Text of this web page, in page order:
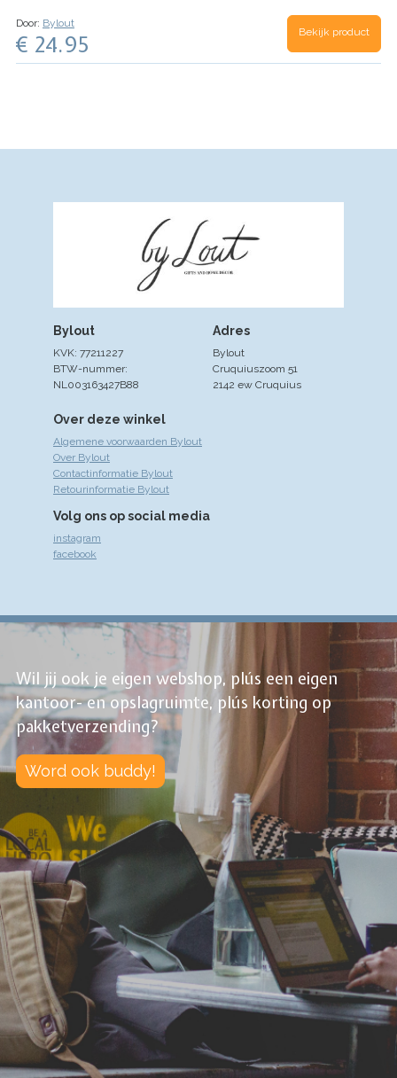
Door: Bylout
€ 24.95 Bekijk product
Over deze winkel
Algemene voorwaarden Bylout
Over Bylout
Contactinformatie Bylout
Retourinformatie Bylout
Volg ons op social media
instagram
facebook
Adres
Bylout
Cruquiuszoom 51
2142 ew Cruquius
Bylout
KVK: 77211227
BTW-nummer:
NL003163427B88
Wil jij ook je eigen webshop, plús een eigen
kantoor- en opslagruimte, plús korting op
pakketverzending?
Word ook buddy!